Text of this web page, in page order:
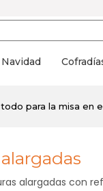
Navidad
para la misa en
alargadas con